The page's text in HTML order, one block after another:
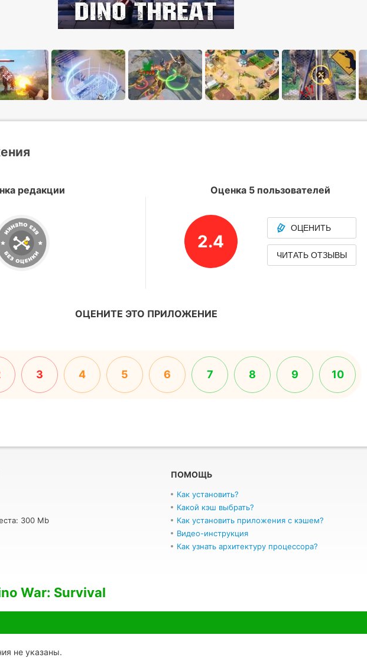
редакции Оценка 5 пользователей
2.4
ОЦЕНИТЬ
ЧИТАТЬ ОТЗЫВЫ
ОЦЕНИТЕ ЭТО ПРИЛОЖЕНИЕ
3 4 5 6 7 8 9 10
300 Mb
ПОМОЩЬ
Как установить?
Какой кэш выбрать?
Как установить приложения с кэшем?
Видео-инструкция
Как узнать архитектуру процессора?
War: Survival
не указаны.